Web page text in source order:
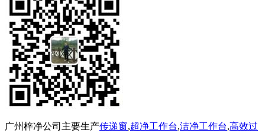
广州梓净公司主要生产传递窗,超净工作台,洁净工作台,高效过